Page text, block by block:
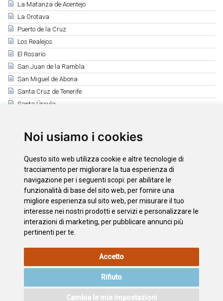
Noi usiamo i cookies
Questo sito web utilizza cookie e altre tecnologie di
tracciamento per migliorare la tua esperienza di
navigazione per i seguenti scopi: per abilitare le
funzionalità di base del sito web, per fornire una
migliore esperienza sul sito web, per misurare il tuo
interesse nei nostri prodotti e servizi e personalizzare le
interazioni di marketing, per pubblicare annunci più
pertinenti per te
Accetto
Rifiuto
Cambia le mie impostazioni
La Matanza de Acentejo
La Orotava
Puerto de la Cruz
Los Realejos
El Rosario
San Juan de la Rambla
San Miguel de Abona
Santa Cruz de Tenerife
Santa Úrsula
Los Silos
El Tanque
Tegueste
La Victoria de Acentejo
Vilaflor
ACCESSIBILITÀ CONTATTO